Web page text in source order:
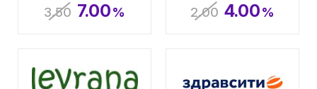
3.50 7.00% 2.00 4.00%